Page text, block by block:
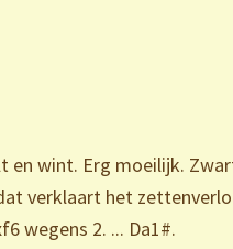
en wint. Erg moeilijk.
verklaart het
wegens 2. ... Da1#.